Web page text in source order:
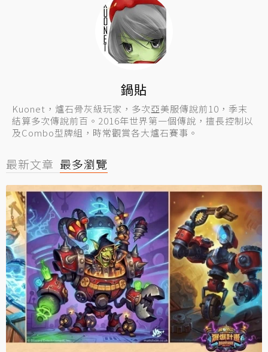
鍋貼
Kuonet，爐石骨灰級玩家，多次亞美服傳說前10，季末
結算多次傳說前百。2016年世界第一個傳說，擅長控制以
及Combo型牌組，時常觀賞各大爐石賽事。
最新文章 最多瀏覽